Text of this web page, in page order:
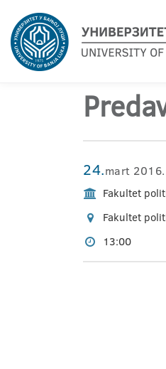
24.mart 2016.
Fakultet
Fakultet
13:00